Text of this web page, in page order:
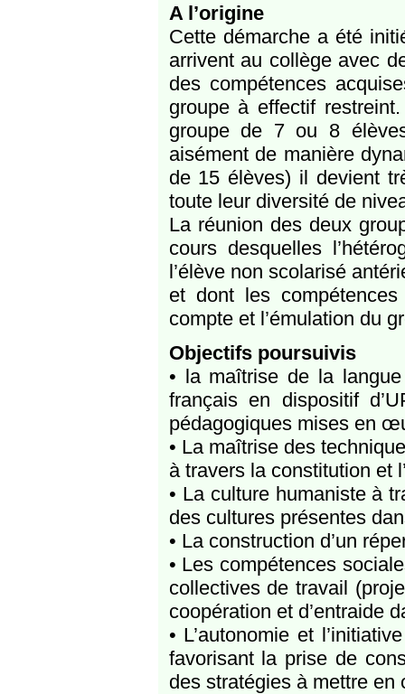
A l’origine
Cette démarche a été
arrivent au collège avec
des compétences
groupe à effectif
groupe de 7 ou 8
aisément de manière
de 15 élèves) il devient
toute leur diversité de
La réunion des deux
cours desquelles
l’élève non scolarisé
et dont les
compte et l’émulation du
Objectifs poursuivis
• la maîtrise de la
français en dispositif
pédagogiques mises en
• La maîtrise des
à travers la constitution et
• La culture humaniste à
des cultures présentes
• La construction d’un
• Les compétences
collectives de travail
coopération et d’entraide
• L’autonomie et
favorisant la prise de
des stratégies à mettre